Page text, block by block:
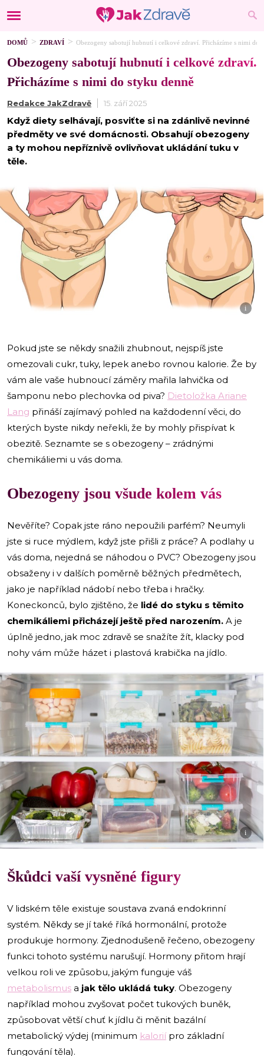
DOMŮ ZDRAVÍ Obezogeny sabotují hubnutí i celkové zdraví. Přicházíme s nimi do
Obezogeny sabotují hubnutí i celkové zdraví.
Přicházíme s nimi do styku denně
Redakce JakZdravě 15. září 2025
Když diety selhávají, posviťte si na zdánlivě nevinné
předměty ve své domácnosti. Obsahují obezogeny
a ty mohou nepříznivě ovlivňovat ukládání tuku v
těle.
i
Pokud jste se někdy snažili zhubnout, nejspíš jste
omezovali cukr, tuky, lepek anebo rovnou kalorie. Že by
vám ale vaše hubnoucí záměry mařila lahvička od
šamponu nebo plechovka od piva? Dietoložka Ariane
Lang přináší zajímavý pohled na každodenní věci, do
kterých byste nikdy neřekli, že by mohly přispívat k
obezitě. Seznamte se s obezogeny –⁠ zrádnými
chemikáliemi u vás doma.
Obezogeny jsou všude kolem vás
Nevěříte? Copak jste ráno nepoužili parfém? Neumyli
jste si ruce mýdlem, když jste přišli z práce? A podlahy u
vás doma, nejedná se náhodou o PVC? Obezogeny jsou
obsaženy i v dalších poměrně běžných předmětech,
jako je například nádobí nebo třeba i hračky.
Koneckonců, bylo zjištěno, že lidé do styku s těmito
chemikáliemi přicházejí ještě před narozením. A je
úplně jedno, jak moc zdravě se snažíte žít, klacky pod
nohy vám může házet i plastová krabička na jídlo.
i
Škůdci vaší vysněné figury
V lidském těle existuje soustava zvaná endokrinní
systém. Někdy se jí také říká hormonální, protože
produkuje hormony. Zjednodušeně řečeno, obezogeny
funkci tohoto systému narušují. Hormony přitom hrají
velkou roli ve způsobu, jakým funguje váš
metabolismus a jak tělo ukládá tuky. Obezogeny
například mohou zvyšovat počet tukových buněk,
způsobovat větší chuť k jídlu či měnit bazální
metabolický výdej (minimum kaloriípro základní
fungování těla).